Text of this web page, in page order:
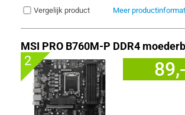
Vergelijk product Meer
MSI PRO B760M-P DDR4
2 89,-